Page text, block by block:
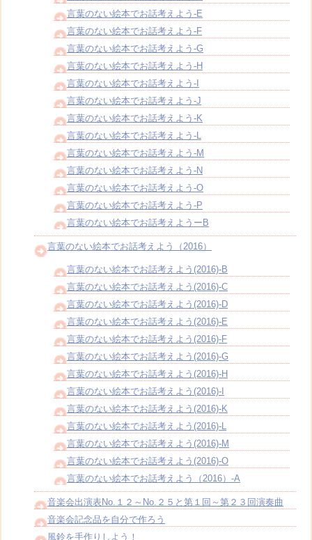
言葉のない絵本でお話考えよう-E
言葉のない絵本でお話考えよう-F
言葉のない絵本でお話考えよう-G
言葉のない絵本でお話考えよう-H
言葉のない絵本でお話考えよう-I
言葉のない絵本でお話考えよう-J
言葉のない絵本でお話考えよう-K
言葉のない絵本でお話考えよう-L
言葉のない絵本でお話考えよう-M
言葉のない絵本でお話考えよう-N
言葉のない絵本でお話考えよう-O
言葉のない絵本でお話考えよう-P
言葉のない絵本でお話考えようーB
言葉のない絵本でお話考えよう（2016）
言葉のない絵本でお話考えよう(2016)-B
言葉のない絵本でお話考えよう(2016)-C
言葉のない絵本でお話考えよう(2016)-D
言葉のない絵本でお話考えよう(2016)-E
言葉のない絵本でお話考えよう(2016)-F
言葉のない絵本でお話考えよう(2016)-G
言葉のない絵本でお話考えよう(2016)-H
言葉のない絵本でお話考えよう(2016)-I
言葉のない絵本でお話考えよう(2016)-K
言葉のない絵本でお話考えよう(2016)-L
言葉のない絵本でお話考えよう(2016)-M
言葉のない絵本でお話考えよう(2016)-O
言葉のない絵本でお話考えよう（2016）-A
音楽会出演表No.１２～No.２５と第１回～第２３回演奏曲
音楽会記念品を自分で作ろう
風鈴を手作りしよう！